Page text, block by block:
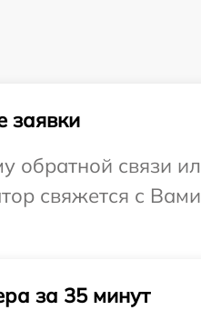
заявки
обратной связи
свяжется с
за 35 минут